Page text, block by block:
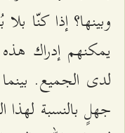
وبينها؟ إذا كنّا
يمكنهم إدراك
لدى الجميع.
جهلٍ بالنسبة لهذا